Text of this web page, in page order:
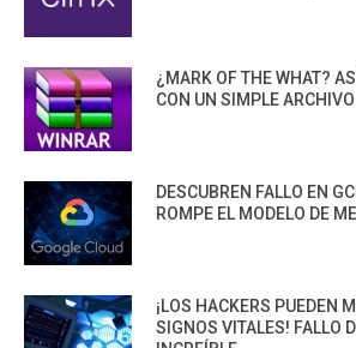
¿MARK OF THE WHAT?
CON UN SIMPLE
DESCUBREN FALLO EN
ROMPE EL MODELO DE
¡LOS HACKERS PUEDEN
SIGNOS VITALES! FALLO